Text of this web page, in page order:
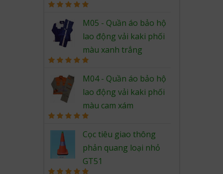
out of 5
M05 - Quần áo bảo hộ
lao động vải kaki phối
màu xanh trắng
out of 5
M04 - Quần áo bảo hộ
lao động vải kaki phối
màu cam xám
out of 5
Cọc tiêu giao thông
phản quang loại nhỏ
GT51